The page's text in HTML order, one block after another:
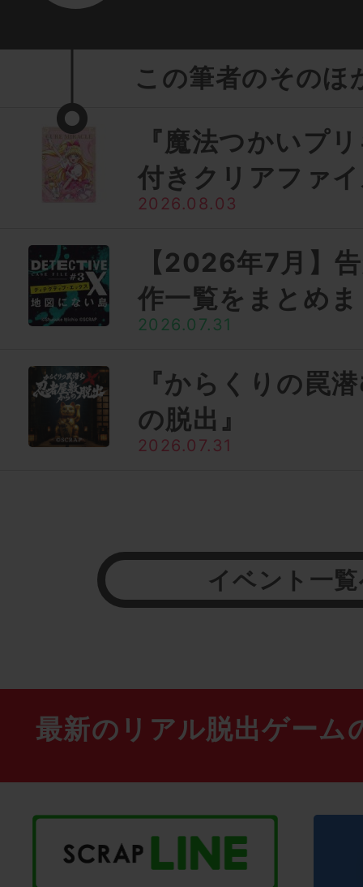
この筆者のそのほ
『魔法つかいプ
付きクリアファ
2026.08.03
【2026年7月】
作一覧をまとめ
2026.07.31
『からくりの罠
の脱出』
2026.07.31
イベント一
最新のリアル脱出ゲーム